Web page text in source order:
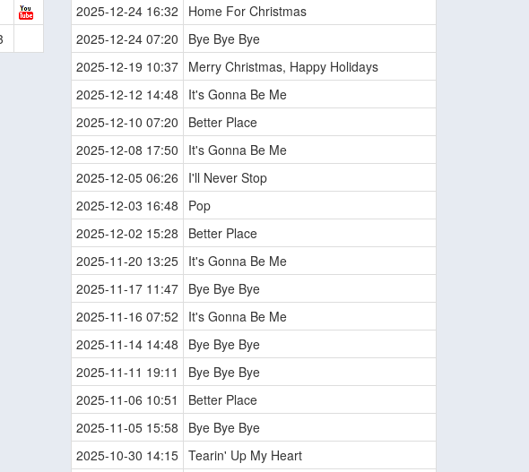
2025-12-24 16:32
Home For Christmas
2025-12-24 07:20
Bye Bye Bye
2025-12-19 10:37 Merry Christmas, Happy Holidays
2025-12-12 14:48
It's Gonna Be Me
2025-12-10 07:20
Better Place
2025-12-08 17:50
It's Gonna Be Me
2025-12-05 06:26
I'll Never Stop
2025-12-03 16:48
Pop
2025-12-02 15:28
Better Place
2025-11-20 13:25 It's Gonna Be Me
2025-11-17 11:47 Bye Bye Bye
2025-11-16 07:52
It's Gonna Be Me
2025-11-14 14:48
Bye Bye Bye
2025-11-11 19:11
Bye Bye Bye
2025-11-06 10:51
Better Place
2025-11-05 15:58
Bye Bye Bye
2025-10-30 14:15 Tearin' Up My Heart